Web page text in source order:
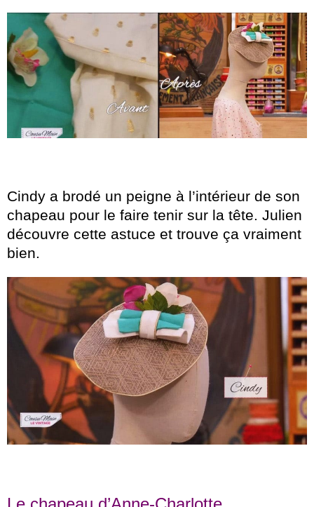
Cindy a brodé un peigne à l’intérieur de son
chapeau pour le faire tenir sur la tête. Julien
découvre cette astuce et trouve ça vraiment
bien.